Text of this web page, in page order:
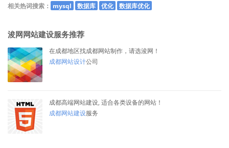
相关热词搜索： mysql 数据库 优化 数据库优化
浚网网站建设服务推荐
在成都地区找成都网站制作，请选浚网！
成都网站设计公司
成都高端网站建设, 适合各类设备的网站！
成都网站建设服务